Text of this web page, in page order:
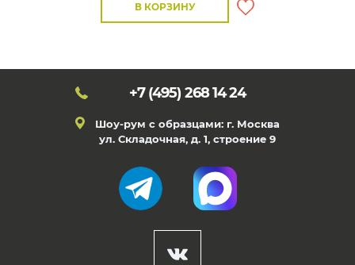
В КОРЗИНУ
+7 (495) 268 14 24
Шоу-рум с образцами: г. Москва
ул. Складочная, д. 1, строение 9